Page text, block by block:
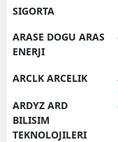
SIGORTA
ARASE DOGU ARAS
ENERJI
ARCLK ARCELIK
ARDYZ ARD
BILISIM
TEKNOLOJILERI